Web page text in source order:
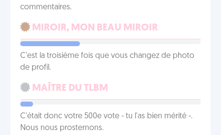
commentaires.
MIROIR, MON BEAU MIROIR
C'est la troisième fois que vous changez de photo
de profil.
MAÎTRE DU TLBM
C'était donc votre 500e vote - tu l'as bien mérité -.
Nous nous prosternons.